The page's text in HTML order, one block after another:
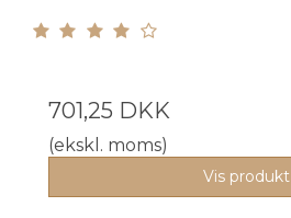
701,25 DKK
(ekskl. moms)
Vis produkt